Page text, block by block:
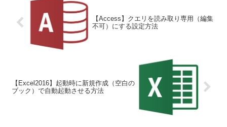
【Access】クエリを読み取り専用（編集
不可）にする設定方法
【Excel2016】起動時に新規作成（空白の
ブック）で自動起動させる方法